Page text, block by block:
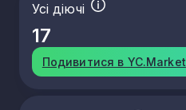
Усі діючі
17
Подивитися в YC.Market